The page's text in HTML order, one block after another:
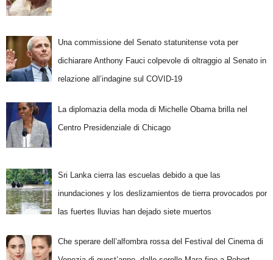
Una commissione del Senato statunitense vota per
dichiarare Anthony Fauci colpevole di oltraggio al Senato in
relazione all’indagine sul COVID-19
La diplomazia della moda di Michelle Obama brilla nel
Centro Presidenziale di Chicago
Sri Lanka cierra las escuelas debido a que las
inundaciones y los deslizamientos de tierra provocados por
las fuertes lluvias han dejado siete muertos
Che sperare dell’alfombra rossa del Festival del Cinema di